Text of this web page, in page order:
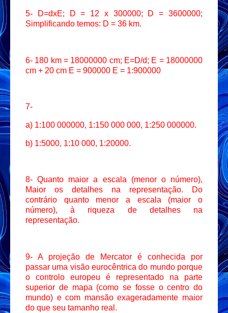
5- D=dxE; D = 12 x 300000; D = 3600000;
Simplificando temos: D = 36 km.
6- 180 km = 18000000 cm; E=D/d; E = 18000000
cm + 20 cm E = 900000 E = 1:900000
7-
a) 1:100 000000, 1:150 000 000, 1:250 000000.
b) 1:5000, 1:10 000, 1:20000.
8- Quanto maior a escala (menor o número),
Maior os detalhes na representação. Do
contrário quanto menor a escala (maior o
número), à riqueza de detalhes na
representação.
9- A projeção de Mercator é conhecida por
passar uma visão eurocêntrica do mundo porque
o controlo europeu é representado na parte
superior de mapa (como se fosse o centro do
mundo) e com mansão exageradamente maior
do que seu tamanho real.